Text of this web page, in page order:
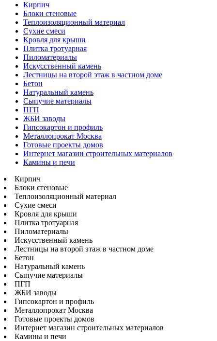
Кирпич
Блоки стеновые
Теплоизоляционный материал
Сухие смеси
Кровля для крыши
Плитка тротуарная
Пиломатериалы
Искусственный камень
Лестницы на второй этаж в частном доме
Бетон
Натуральный камень
Сыпучие материалы
ПГП
ЖБИ заводы
Гипсокартон и профиль
Металлопрокат Москва
Готовые проекты домов
Интернет магазин строительных материалов
Камины и печи
Кирпич
Блоки стеновые
Теплоизоляционный материал
Сухие смеси
Кровля для крыши
Плитка тротуарная
Пиломатериалы
Искусственный камень
Лестницы на второй этаж в частном доме
Бетон
Натуральный камень
Сыпучие материалы
ПГП
ЖБИ заводы
Гипсокартон и профиль
Металлопрокат Москва
Готовые проекты домов
Интернет магазин строительных материалов
Камины и печи